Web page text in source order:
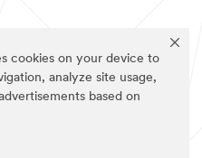
cookies on your device to
analyze site usage,
based on